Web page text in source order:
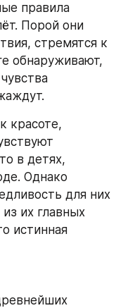
правила
Порой они
стремятся к
обнаруживают,
красоте,
в детях,
Однако
для них
их главных
истинная